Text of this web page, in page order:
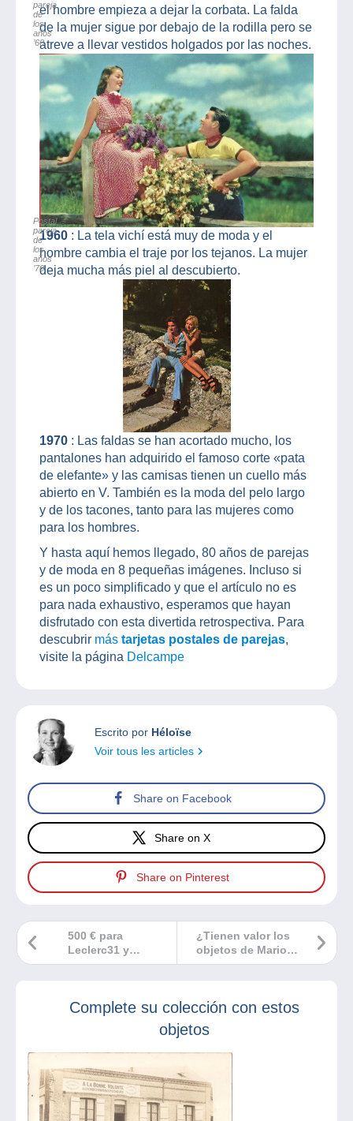
el hombre empieza a dejar la corbata. La falda
de la mujer sigue por debajo de la rodilla pero se
atreve a llevar vestidos holgados por las noches.
pareja
de
los
años
’60
1960 : La tela vichí está muy de moda y el
hombre cambia el traje por los tejanos. La mujer
deja mucha más piel al descubierto.
Postal
pareja
de
los
años
’70
1970 : Las faldas se han acortado mucho, los
pantalones han adquirido el famoso corte «pata
de elefante» y las camisas tienen un cuello más
abierto en V. También es la moda del pelo largo
y de los tacones, tanto para las mujeres como
para los hombres.
Y hasta aquí hemos llegado, 80 años de parejas
y de moda en 8 pequeñas imágenes. Incluso si
es un poco simplificado y que el artículo no es
para nada exhaustivo, esperamos que hayan
disfrutado con esta divertida retrospectiva. Para
descubrir más tarjetas postales de parejas,
visite la página Delcampe
Escrito por Héloïse
Voir tous les articles
Share on Facebook
Share on X
Share on Pinterest
¿Tienen valor los
objetos de Mario
Bros?
500 € para
Leclerc31 y
nonoche12200
Complete su colección con estos
objetos